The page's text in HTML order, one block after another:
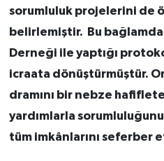
sorumluluk projelerini de
belirlemiştir. Bu bağlamda
Derneği ile yaptığı
icraata dönüştürmüştür.
dramını bir nebze
yardımlarla
tüm imkânlarını seferber